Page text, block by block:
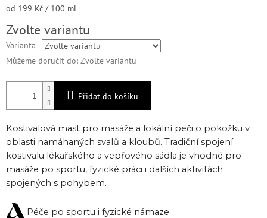
Měrná
od 199 Kč / 100 ml
Zvolte variantu
Varianta
Můžeme doručit do: Zvolte variantu
Přidat do košíku
Kostivalová mast pro masáže a lokální péči o pokožku v
oblasti namáhaných svalů a kloubů. Tradiční spojení
kostivalu lékařského a vepřového sádla je vhodné pro
masáže po sportu, fyzické práci i dalších aktivitách
spojených s pohybem.
Péče po sportu i fyzické námaze